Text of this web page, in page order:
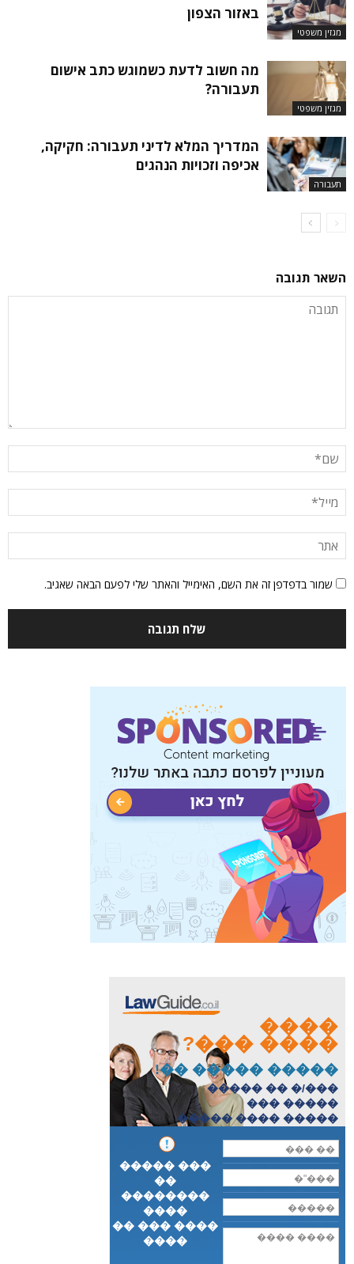
מגזין משפטי
באזור הצפון
מגזין משפטי
מה חשוב לדעת כשמוגש כתב אישום
תעבורה?
תעבורה
המדריך המלא לדיני תעבורה: חקיקה,
אכיפה וזכויות הנהגים
השאר תגובה
שמור בדפדפן זה את השם, האימייל והאתר שלי לפעם הבאה שאגיב.